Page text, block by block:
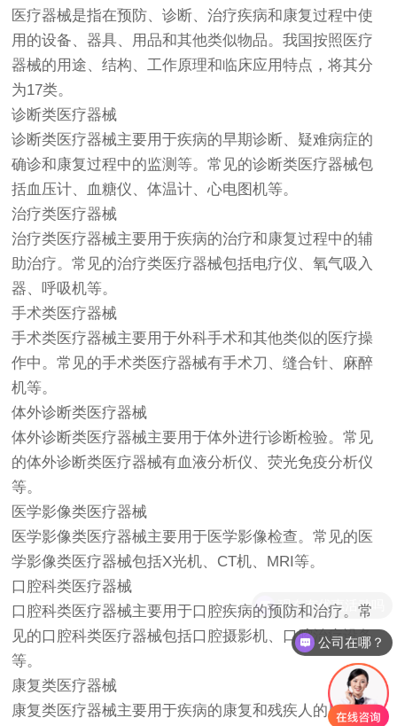
医疗器械是指在预防、诊断、治疗疾病和康复过程中使
用的设备、器具、用品和其他类似物品。我国按照 医疗
器械的用途、结构、工作原理和临床应用特点，将其分
为17类。
诊断类医疗器械
诊断类医疗器械主要用于疾病的早期诊断、疑难病症的
确诊和康复过程中的监测等。常见的诊断类医疗器械包
括血压计、血糖仪、体温计、心电图机等。
治疗类医疗器械
治疗类医疗器械主要用于疾病的治疗和康复过程中的辅
助治疗。常见的治疗类医疗器械包括电疗仪、氧气吸入
器、呼吸机等。
手术类医疗器械
手术类医疗器械主要用于外科手术和其他类似的医疗操
作中。常见的手术类医疗器械有手术刀、缝合针、麻醉
机等。
体外诊断类医疗器械
体外诊断类医疗器械主要用于体外进行诊断检验。常见
的体外诊断类医疗器械有血液分析仪、荧光免疫分析仪
等。
医学影像类医疗器械
医学影像类医疗器械主要用于医学影像检查。常见的医
学影像类医疗器械包括X光机、CT机、MRI等。
口腔科类医疗器械
口腔科类医疗器械主要用于口腔疾病的预防和治疗。常
见的口腔科类医疗器械包括口腔摄影机、口腔治疗设备
等。
康复类医疗器械
康复类医疗器械主要用于疾病的康复和残疾人的康复训
公司在哪？
现在有优惠活动吗